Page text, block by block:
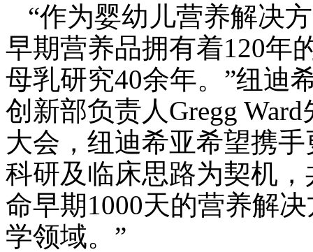
“作为婴幼儿营养解决
早期营养品拥有着120年
母乳研究40余年。”纽迪
创新部负责人Gregg
大会，纽迪希亚希望携
科研及临床思路为契机
命早期1000天的营养解
学领域。”